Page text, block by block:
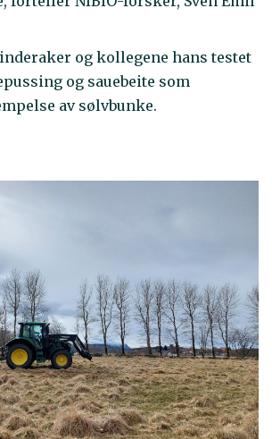
og kollegene hans testet
og sauebeite som
av sølvbunke.